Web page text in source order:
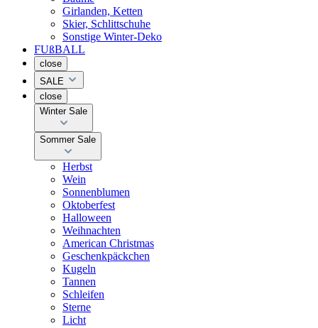
Girlanden, Ketten
Skier, Schlittschuhe
Sonstige Winter-Deko
FUßBALL
close
SALE
close
Winter Sale
Sommer Sale
Herbst
Wein
Sonnenblumen
Oktoberfest
Halloween
Weihnachten
American Christmas
Geschenkpäckchen
Kugeln
Tannen
Schleifen
Sterne
Licht